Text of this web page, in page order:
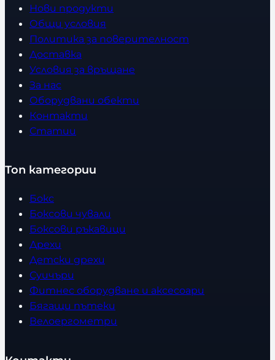
Нови продукти
Общи условия
Политика за поверителност
Доставка
Условия за връщане
За нас
Оборудвани обекти
Контакти
Статии
Топ категории
Бокс
Боксови чували
Боксови ръкавици
Дрехи
Детски дрехи
Суичъри
Фитнес оборудване и аксесоари
Бягащи пътеки
Велоергометри